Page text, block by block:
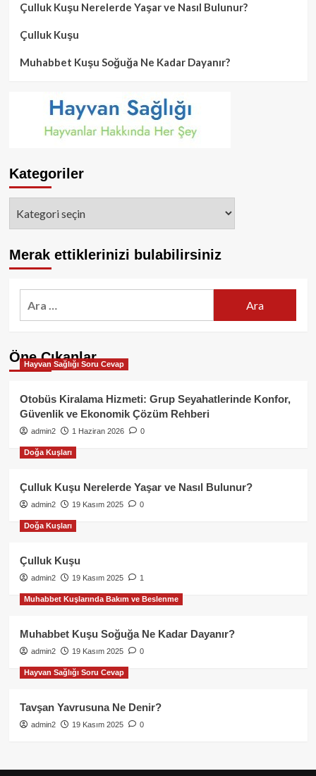
Çulluk Kuşu Nerelerde Yaşar ve Nasıl Bulunur?
Çulluk Kuşu
Muhabbet Kuşu Soğuğa Ne Kadar Dayanır?
Kategoriler
Merak ettiklerinizi bulabilirsiniz
Öne Çıkanlar
Hayvan Sağlığı Soru Cevap
Otobüs Kiralama Hizmeti: Grup Seyahatlerinde Konfor,
Güvenlik ve Ekonomik Çözüm Rehberi
admin2 1 Haziran 2026 0
Doğa Kuşları
Çulluk Kuşu Nerelerde Yaşar ve Nasıl Bulunur?
admin2 19 Kasım 2025 0
Doğa Kuşları
Çulluk Kuşu
admin2 19 Kasım 2025 1
Muhabbet Kuşlarında Bakım ve Beslenme
Muhabbet Kuşu Soğuğa Ne Kadar Dayanır?
admin2 19 Kasım 2025 0
Hayvan Sağlığı Soru Cevap
Tavşan Yavrusuna Ne Denir?
admin2 19 Kasım 2025 0